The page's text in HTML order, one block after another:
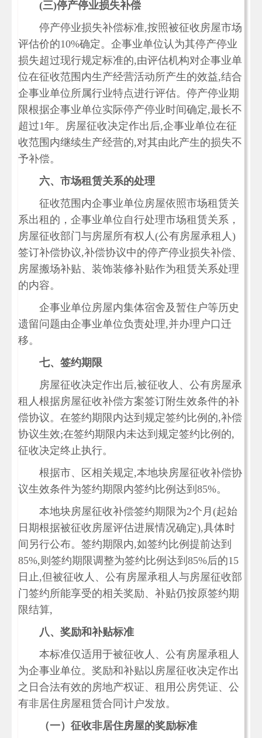
(三)停产停业损失补偿
停产停业损失补偿标准,按照被征收房屋市场
评估价的10%确定。企事业单位认为其停产停业
损失超过现行规定标准的,由评估机构对企事业单
位在征收范围内生产经营活动所产生的效益,结合
企事业单位所属行业特点进行评估。停产停业期
限根据企事业单位实际停产停业时间确定,最长不
超过1年。房屋征收决定作出后,企事业单位在征
收范围内继续生产经营的,对其由此产生的损失不
予补偿。
六、市场租赁关系的处理
征收范围内企事业单位房屋依照市场租赁关
系出租的，企事业单位自行处理市场租赁关系，
房屋征收部门与房屋所有权人(公有房屋承租人)
签订补偿协议,补偿协议中的停产停业损失补偿、
房屋搬场补贴、装饰装修补贴作为租赁关系处理
的内容。
企事业单位房屋内集体宿舍及暂住户等历史
遗留问题由企事业单位负责处理,并办理户口迁
移。
七、签约期限
房屋征收决定作出后,被征收人、公有房屋承
租人根据房屋征收补偿方案签订附生效条件的补
偿协议。在签约期限内达到规定签约比例的,补偿
协议生效;在签约期限内未达到规定签约比例的,
征收决定终止执行。
根据市、区相关规定,本地块房屋征收补偿协
议生效条件为签约期限内签约比例达到85%。
本地块房屋征收补偿签约期限为2个月(起始
日期根据被征收房屋评估进展情况确定),具体时
间另行公布。签约期限内,如签约比例提前达到
85%,则签约期限调整为签约比例达到85%后的15
日止,但被征收人、公有房屋承租人与房屋征收部
门签约所能享受的相关奖励、补贴仍按原签约期
限结算,
八、奖励和补贴标准
本标准仅适用于被征收人、公有房屋承租人
为企事业单位。奖励和补贴以房屋征收决定作出
之日合法有效的房地产权证、租用公房凭证、公
有非居住房屋租赁合同计户发放。
（一）征收非居住房屋的奖励标准